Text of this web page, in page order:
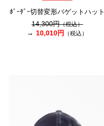
ﾎﾞｰﾀﾞｰ切替変形バゲットハット
14,300円（税込）
10,010円 （税込）